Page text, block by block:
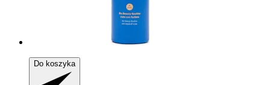
Do koszyka